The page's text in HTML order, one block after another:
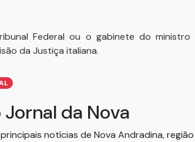
Federal ou o gabinete do
da Justiça italiana.
da Nova
notícias de Nova Andradina,